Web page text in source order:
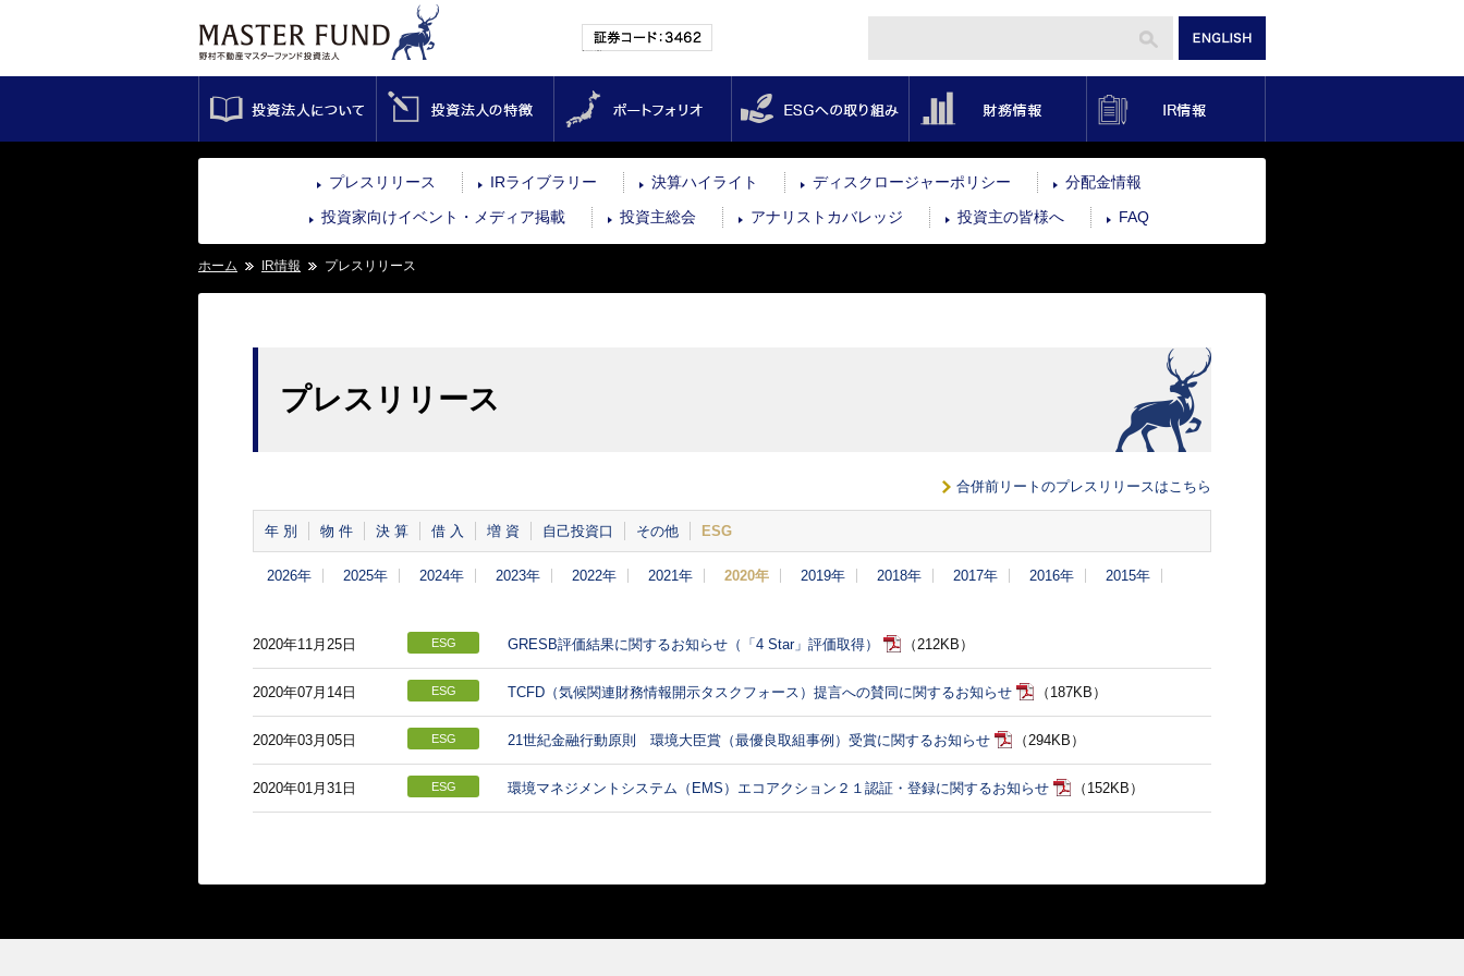
プレスリリース IRライブラリー 決算ハイライト ディスクロージャーポリシー
分配金情報
投資家向けイベント・メディア掲載
投資主総会 アナリストカバレッジ 投資主の皆様へ FAQ
ホーム IR情報 プレスリリース
プレスリリース
合併前リートのプレスリリースはこちら
年 別 物 件 決 算 借 入 増 資 自己投資口 その他 ESG
2026年 2025年 2024年 2023年 2022年 2021年 2020年 2019年 2018年 2017年 2016年 2015年
2020年11月25日 ESG GRESB評価結果に関するお知らせ（「4 Star」評価取得） （212KB）
2020年07月14日 ESG TCFD（気候関連財務情報開示タスクフォース）提言への賛同に関するお知らせ （187KB）
2020年03月05日 ESG 21世紀金融行動原則 環境大臣賞（最優良取組事例）受賞に関するお知らせ （294KB）
2020年01月31日 ESG 環境マネジメントシステム（EMS）エコアクション２１認証・登録に関するお知らせ （152KB）